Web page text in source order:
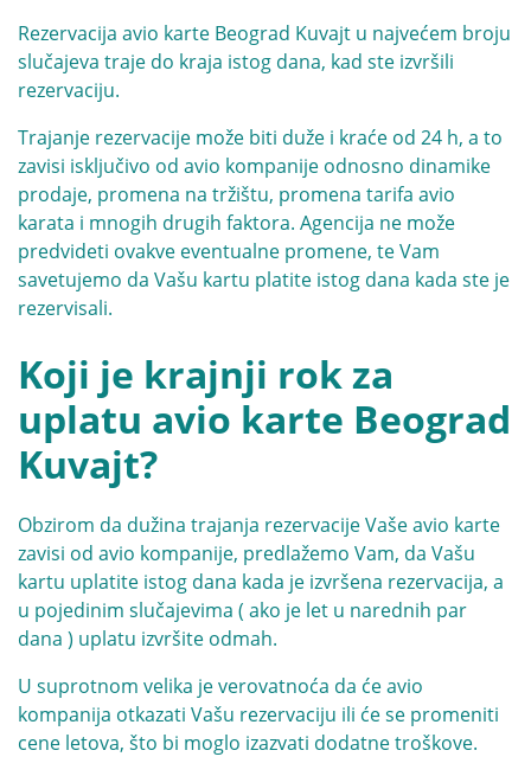
Rezervacija avio karte Beograd Kuvajt u najvećem broju
slučajeva traje do kraja istog dana, kad ste izvršili
rezervaciju.
Trajanje rezervacije može biti duže i kraće od 24 h, a to
zavisi isključivo od avio kompanije odnosno dinamike
prodaje, promena na tržištu, promena tarifa avio
karata i mnogih drugih faktora. Agencija ne može
predvideti ovakve eventualne promene, te Vam
savetujemo da Vašu kartu platite istog dana kada ste je
rezervisali.
Koji je krajnji rok za
uplatu avio karte Beograd
Kuvajt?
Obzirom da dužina trajanja rezervacije Vaše avio karte
zavisi od avio kompanije, predlažemo Vam, da Vašu
kartu uplatite istog dana kada je izvršena rezervacija, a
u pojedinim slučajevima ( ako je let u narednih par
dana ) uplatu izvršite odmah.
U suprotnom velika je verovatnoća da će avio
kompanija otkazati Vašu rezervaciju ili će se promeniti
cene letova, što bi moglo izazvati dodatne troškove.